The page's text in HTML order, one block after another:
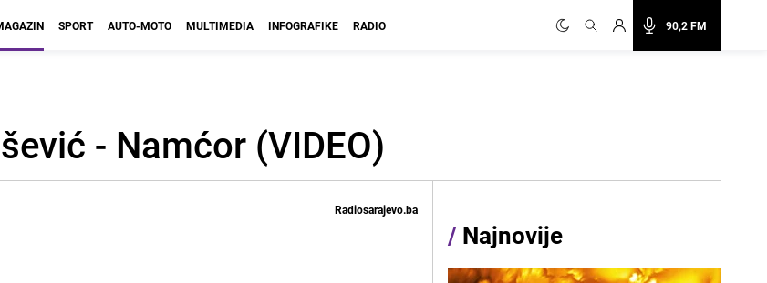
90,2 FM
SPORT AUTO-MOTO MULTIMEDIA INFOGRAFIKE RADIO
- Namćor (VIDEO)
Radiosarajevo.ba
/ Najnovije